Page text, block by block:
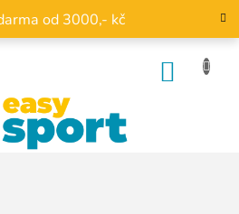
od 3000,- kč